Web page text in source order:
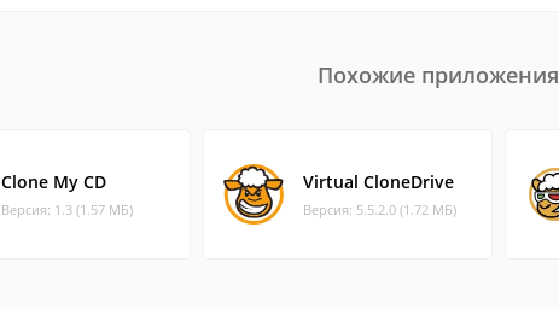
Похожие приложения
Clone My CD
Версия: 1.3 (1.57 МБ)
Virtual CloneDrive
Версия: 5.5.2.0 (1.72 МБ)